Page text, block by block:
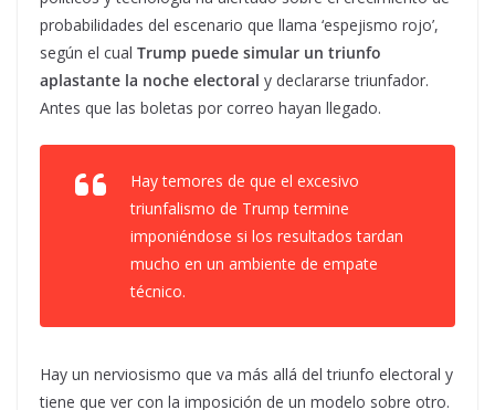
probabilidades del escenario que llama ‘espejismo rojo’,
según el cual Trump puede simular un triunfo
aplastante la noche electoral y declararse triunfador.
Antes que las boletas por correo hayan llegado.
Hay temores de que el excesivo
triunfalismo de Trump termine
imponiéndose si los resultados tardan
mucho en un ambiente de empate
técnico.
Hay un nerviosismo que va más allá del triunfo electoral y
tiene que ver con la imposición de un modelo sobre otro.